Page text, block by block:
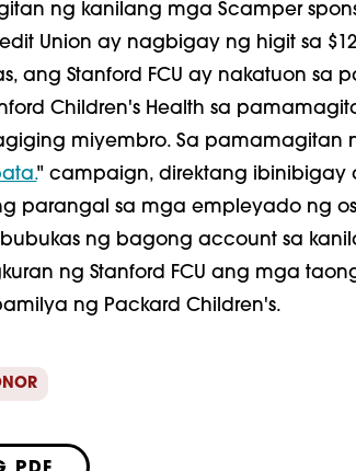
ng kanilang mga Scamper
Union ay nagbigay ng higit sa
ang Stanford FCU ay nakatuon sa
Children's Health sa
miyembro. Sa pamamagitan
" campaign, direktang ibinibigay
parangal sa mga empleyado ng
ng bagong account sa
ng Stanford FCU ang mga
ng Packard Children's.